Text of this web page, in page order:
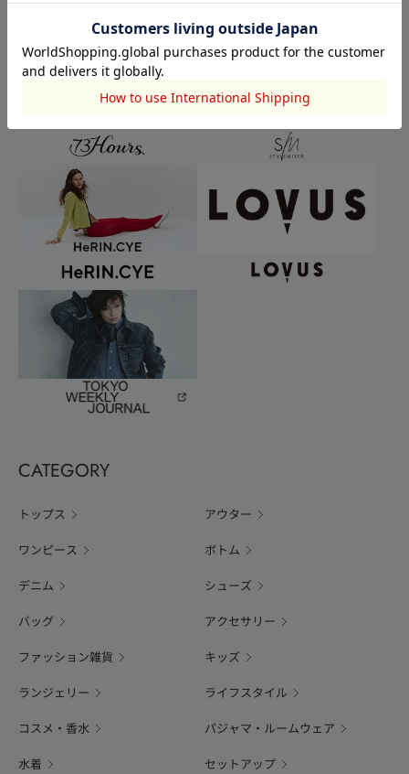
CATEGORY
トップス アウター
ワンピース ボトム
デニム シューズ
バッグ アクセサリー
ファッション雑貨 キッズ
ランジェリー ライフスタイル
コスメ・香水 パジャマ・ルームウェア
水着 セットアップ